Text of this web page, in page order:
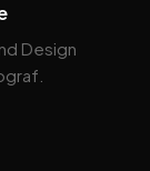
Design